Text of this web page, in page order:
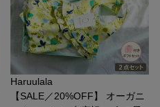
Haruulala
【SALE／20%OFF】 オーガニ